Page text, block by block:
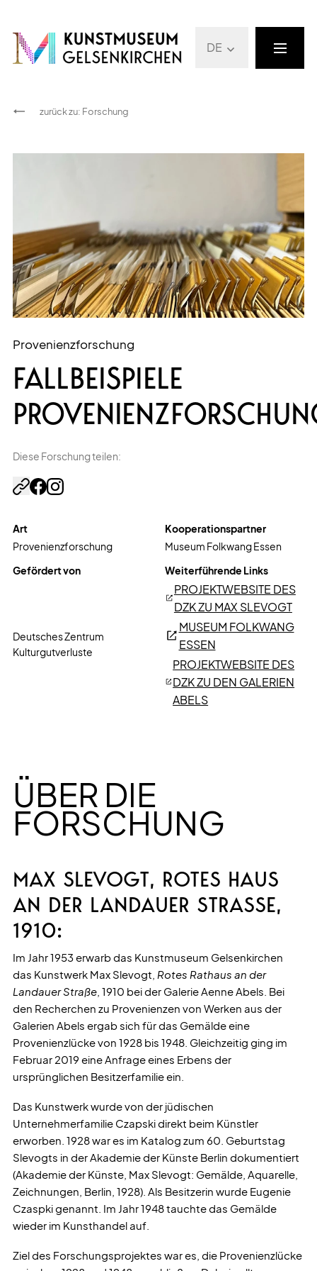
DE
zurück zu: Forschung
Provenienzforschung
FALLBEISPIELE
Diese Forschung teilen:
ÜBER DIE
FORSCHUNG
MAX SLEVOGT, ROTES HAUS
AN DER LANDAUER STRASSE, 1
910:
Im Jahr 1953 erwarb das Kunstmuseum Gelsenkirchen
das Kunstwerk Max Slevogt, Rotes Rathaus an der
Landauer Straße , 1910 bei der Galerie Aenne Abels. Bei
den Recherchen zu Provenienzen von Werken aus der
Galerien Abels ergab sich für das Gemälde eine
Provenienzlücke von 1928 bis 1948. Gleichzeitig ging im
Februar 2019 eine Anfrage eines Erbens der
ursprünglichen Besitzerfamilie ein.
Das Kunstwerk wurde von der jüdischen
Unternehmerfamilie Czapski direkt beim Künstler
erworben. 1928 war es im Katalog zum 60. Geburtstag
Slevogts in der Akademie der Künste Berlin dokumentiert
(Akademie der Künste, Max Slevogt: Gemälde, Aquarelle,
Zeichnungen, Berlin, 1928). Als Besitzerin wurde Eugenie
Czaspki genannt. Im Jahr 1948 tauchte das Gemälde
wieder im Kunsthandel auf.
Ziel des Forschungsprojektes war es, die Provenienzlücke
Art
Provenienzforschung
Kooperationspartner
Museum Folkwang Essen
Gefördert von
Deutsches Zentrum
Kulturgutverluste
Weiterführende Links
PROJEKTWEBSITE DES
DZK ZU MAX SLEVOGT
MUSEUM FOLKWANG
ESSEN
PROJEKTWEBSITE DES
DZK ZU DEN GALERIEN
ABELS